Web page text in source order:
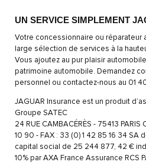
UN SERVICE SIMPLEMENT
Votre concessionnaire ou réparateur
large sélection de services à la
Vous ajoutez au pur plaisir
patrimoine automobile. Demandez
personnel ou contactez-nous au 01
JAGUAR Insurance est un produit
Groupe SATEC
24 RUE CAMBACÉRÈS - 75413
10 90 - FAX : 33 (0) 1 42 85 16 34 SA
capital social de 25 244 877, 42 €
10% par AXA France Assurance RCS